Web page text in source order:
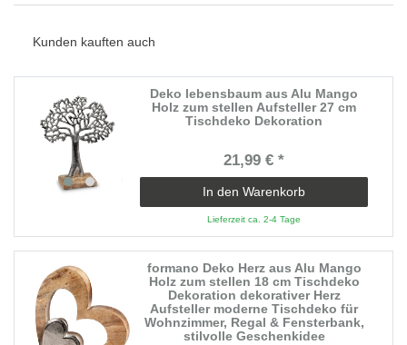
Kunden kauften auch
Deko lebensbaum aus Alu Mango
Holz zum stellen Aufsteller 27 cm
Tischdeko Dekoration
21,99 € *
In den Warenkorb
Lieferzeit ca. 2-4 Tage
formano Deko Herz aus Alu Mango
Holz zum stellen 18 cm Tischdeko
Dekoration dekorativer Herz
Aufsteller moderne Tischdeko für
Wohnzimmer, Regal & Fensterbank,
stilvolle Geschenkidee